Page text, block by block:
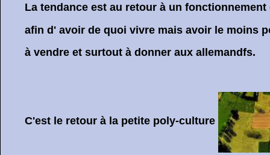
La tendance est au retour à un fonctionnement
afin d' avoir de quoi vivre mais avoir le moins
à vendre et surtout à donner aux allemandfs.
C'est le retour à la petite poly-culture